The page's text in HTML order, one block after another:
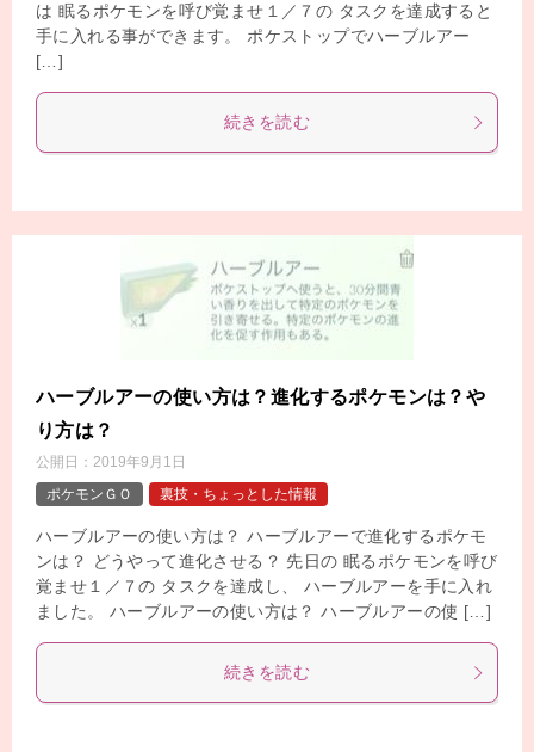
は 眠るポケモンを呼び覚ませ１／７の タスクを達成すると
手に入れる事ができます。 ポケストップでハーブルアー
[…]
続きを読む
ハーブルアーの使い方は？進化するポケモンは？や
り方は？
公開日： 2019年9月1日
ポケモンＧＯ
裏技・ちょっとした情報
ハーブルアーの使い方は？ ハーブルアーで進化するポケモ
ンは？ どうやって進化させる？ 先日の 眠るポケモンを呼び
覚ませ１／７の タスクを達成し、 ハーブルアーを手に入れ
ました。 ハーブルアーの使い方は？ ハーブルアーの使 […]
続きを読む